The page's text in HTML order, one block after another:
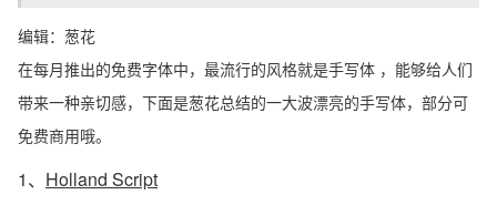
编辑：葱花
在每月推出的免费字体中，最流行的风格就是手写体 ，能够给人们
带来一种亲切感，下面是葱花总结的一大波漂亮的手写体，部分可
免费商用哦。
1、 Holland Script